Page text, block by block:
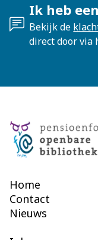
Ik heb
Bekijk de
direct door via
Home
Contact
Nieuws